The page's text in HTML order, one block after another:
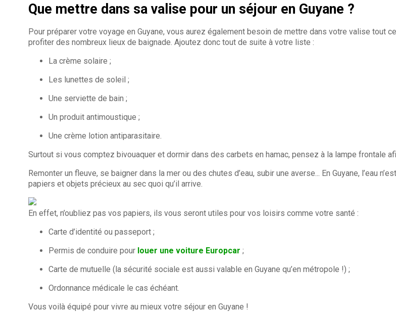
Que mettre dans sa valise pour un séjour en Guyane ?
Pour préparer votre voyage en Guyane, vous aurez également besoin de mettre dans votre valise
profiter des nombreux lieux de baignade. Ajoutez donc tout de suite à votre liste :
La crème solaire ;
Les lunettes de soleil ;
Une serviette de bain ;
Un produit antimoustique ;
Une crème lotion antiparasitaire.
Surtout si vous comptez bivouaquer et dormir dans des carbets en hamac, pensez à la lampe frontale
Remonter un fleuve, se baigner dans la mer ou des chutes d’eau, subir une averse... En Guyane, l’eau
papiers et objets précieux au sec quoi qu’il arrive.
En effet, n’oubliez pas vos papiers, ils vous seront utiles pour vos loisirs comme votre santé :
Carte d’identité ou passeport ;
Permis de conduire pour louer une voiture Europcar ;
Carte de mutuelle (la sécurité sociale est aussi valable en Guyane qu’en métropole !) ;
Ordonnance médicale le cas échéant.
Vous voilà équipé pour vivre au mieux votre séjour en Guyane !